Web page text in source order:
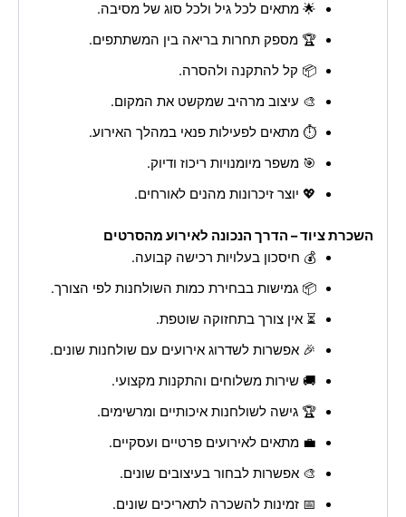
🌟 מתאים לכל גיל ולכל סוג של מסיבה.
🏆 מספק תחרות בריאה בין המשתתפים.
📦 קל להתקנה ולהסרה.
🎨 עיצוב מרהיב שמקשט את המקום.
⏱️ מתאים לפעילות פנאי במהלך האירוע.
🎯 משפר מיומנויות ריכוז ודיוק.
💖 יוצר זיכרונות מהנים לאורחים.
השכרת ציוד – הדרך הנכונה לאירוע מהסרטים
💰 חיסכון בעלויות רכישה קבועה.
📦 גמישות בבחירת כמות השולחנות לפי הצורך.
⏳ אין צורך בתחזוקה שוטפת.
🎉 אפשרות לשדרוג אירועים עם שולחנות שונים.
🚚 שירות משלוחים והתקנות מקצועי.
🏆 גישה לשולחנות איכותיים ומרשימים.
💼 מתאים לאירועים פרטיים ועסקיים.
🎨 אפשרות לבחור בעיצובים שונים.
📅 זמינות להשכרה לתאריכים שונים.